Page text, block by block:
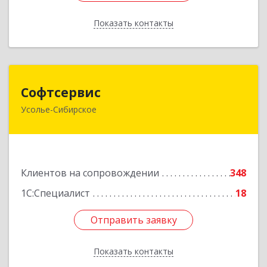
Показать контакты
Назад
Софтсервис
Усолье-Сибирское
Клиентов на сопровождении
348
1С:Специалист
18
Отправить заявку
Показать контакты
665451, Иркутская обл, Усолье-Сибирское г,
Отправить заявку
Назад